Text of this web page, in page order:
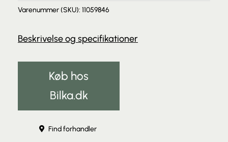
Varenummer (SKU): 11059846
Beskrivelse og specifikationer
Køb hos
Bilka.dk
Find forhandler